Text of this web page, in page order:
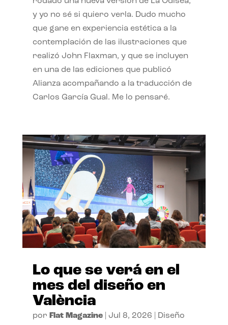
y yo no sé si quiero verla. Dudo mucho
que gane en experiencia estética a la
contemplación de las ilustraciones que
realizó John Flaxman, y que se incluyen
en una de las ediciones que publicó
Alianza acompañando a la traducción de
Carlos García Gual. Me lo pensaré.
Lo que se verá en el
mes del diseño en
València
por Flat Magazine| Jul 8, 2026 Diseño